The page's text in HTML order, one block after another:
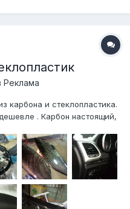
Реклама
карбона и стеклопластика.
. Карбон настоящий,
Работа трудоемкая и
тел тоже отправлю в